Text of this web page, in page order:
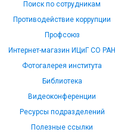
Поиск по сотрудникам
Противодействие коррупции
Профсоюз
Интернет-магазин ИЦиГ СО РАН
Фотогалерея института
Библиотека
Видеоконференции
Ресурсы подразделений
Полезные ссылки